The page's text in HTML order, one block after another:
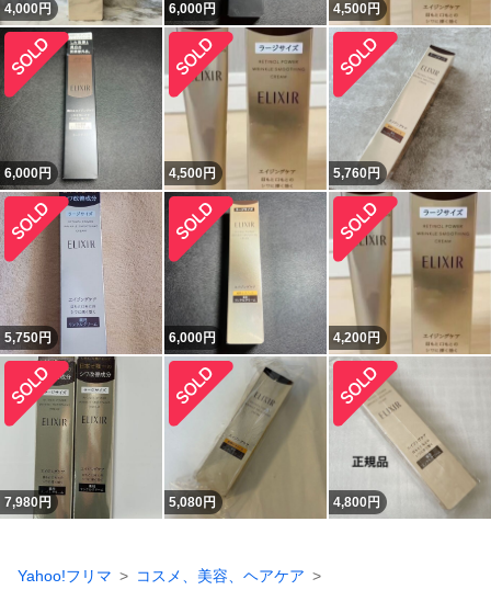
4,000円 6,000円 4,500円
6,000円 4,500円 5,760円
5,750円 6,000円 4,200円
7,980円 5,080円 4,800円
Yahoo!フリマ
コスメ、美容、ヘアケア